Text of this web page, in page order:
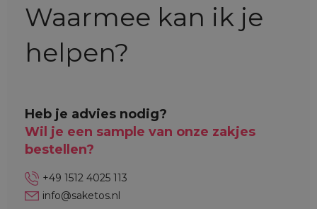
Waarmee kan ik je
helpen?
Heb je advies nodig?
Wil je een sample van onze zakjes
bestellen?
+49 1512 4025 113
info@saketos.nl